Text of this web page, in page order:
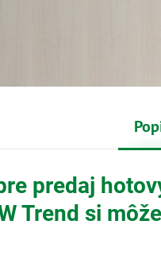
predaj
Trend si